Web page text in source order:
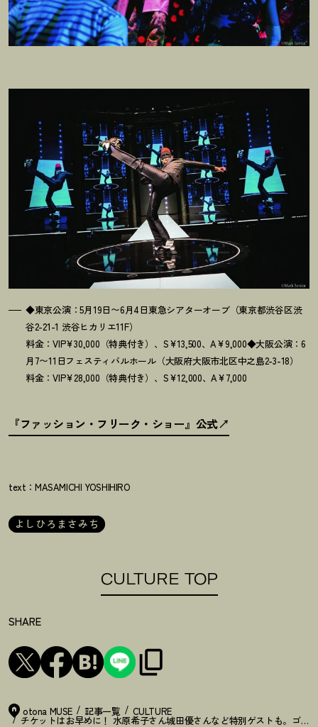
◆東京公演：5月19日〜6月4日東急シアターオーブ（東京都渋谷区渋
谷2-21-1 渋谷ヒカリエ11F）
料金：VIP¥30,000（特典付き）、S¥13,500、A¥9,000◆大阪公演：6
月7〜11日フェスティバルホール（大阪府大阪市北区中之島2-3-18）
料金：VIP¥28,000（特典付き）、S¥12,000、A¥7,000
『ファッション・フリーク・ショー』公式
text：MASAMICHI YOSHIHIRO
よしひろまさみち
CULTURE TOP
SHARE
otona MUSE 記事一覧 CULTURE
チケットはお早めに ！ 水原希子さん城田優さんなど特別ゲストも。ゴル